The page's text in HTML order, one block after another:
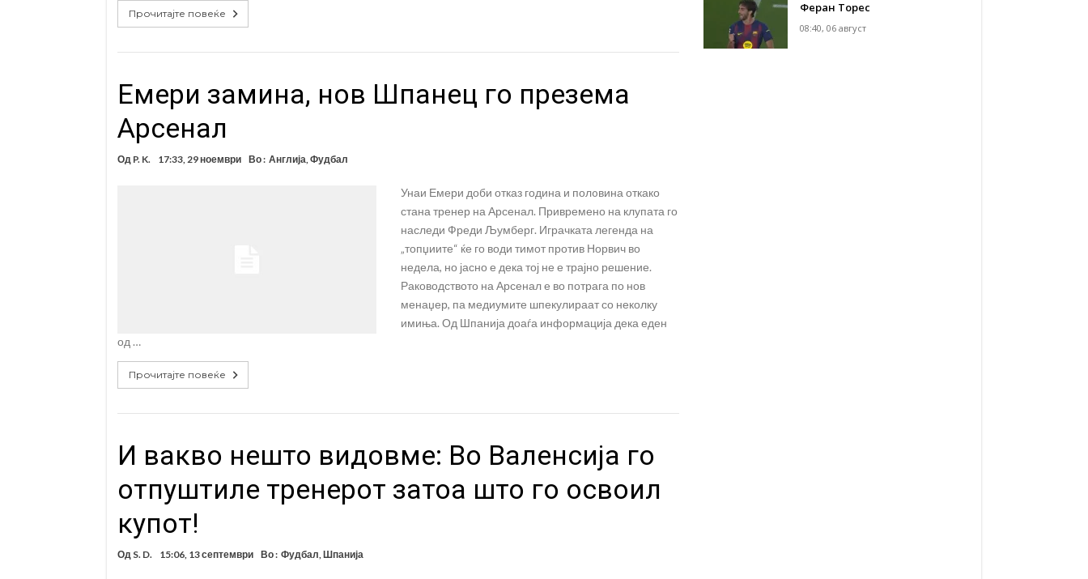
Прочитајте повеќе
Емери замина, нов Шпанец го презема
Арсенал
Од P. K. 17:33, 29 ноември Во : Англија Фудбал
Унаи Емери доби отказ година и полoвина откако
стана тренер на Арсенал. Привремено на клупата го
наследи Фреди Љумберг. Играчката легенда на
„топџиите“ ќе го води тимот против Норвич во
недела, но јасно е дека тој не е трајно решение.
Раководството на Арсенал е во потрага по нов
менаџер, па медиумите шпекулираат со неколку
имиња. Од Шпанија доаѓа информација дека еден
од …
Прочитајте повеќе
И вакво нешто видовме: Во Валенсија го
отпуштиле тренерот затоа што го освоил
купот!
Од S. D. 15:06, 13 септември Во : Фудбал Шпанија
Феран Торес
08:40, 06 август